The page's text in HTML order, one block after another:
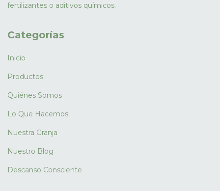
fertilizantes o aditivos químicos.
Categorías
Inicio
Productos
Quiénes Somos
Lo Que Hacemos
Nuestra Granja
Nuestro Blog
Descanso Consciente